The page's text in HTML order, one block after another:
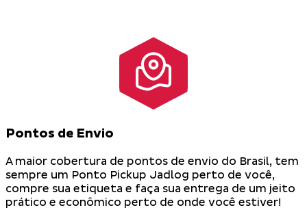
Pontos de Envio
A maior cobertura de pontos de envio do Brasil, tem
sempre um Ponto Pickup Jadlog perto de você,
compre sua etiqueta e faça sua entrega de um jeito
prático e econômico perto de onde você estiver!